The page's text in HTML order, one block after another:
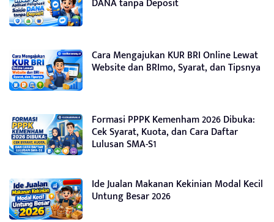
DANA tanpa Deposit
Cara Mengajukan KUR BRI Online Lewat
Website dan BRImo, Syarat, dan Tipsnya
Formasi PPPK Kemenham 2026 Dibuka:
Cek Syarat, Kuota, dan Cara Daftar
Lulusan SMA-S1
Ide Jualan Makanan Kekinian Modal Kecil
Untung Besar 2026